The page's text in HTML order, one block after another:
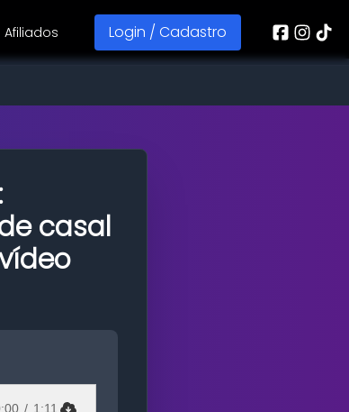
Afiliados Login / Cadastro
casal
/ 1:11